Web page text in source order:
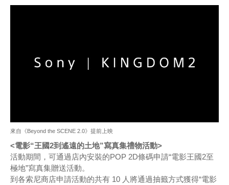
來自《Beyond the SCENE 2.0》提前上映
<電影“王國2到遙遠的土地”寫真集禮物活動>
活動期間，可通過店內安裝的POP 2D條碼申請“電影王國2至
極地”寫真集贈送活動。
到各索尼商店申請活動的共有 10 人將通過抽籤方式獲得“電影